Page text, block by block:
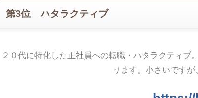
第3位 ハタラクティブ
２０代に特化した正社員への転職・ハタラクティブ
ります。小さいですが